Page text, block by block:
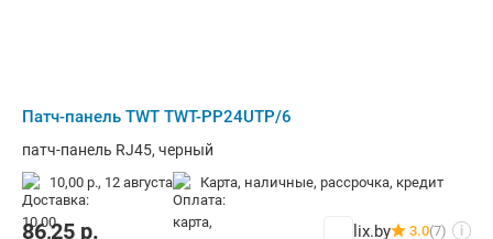
Патч-панель TWT TWT-PP24UTP/6
патч-панель RJ45, черный
10,00 р., 12 августа карта, наличные, рассрочка, кредит
86,25 р. lix.by 3.0(7) i